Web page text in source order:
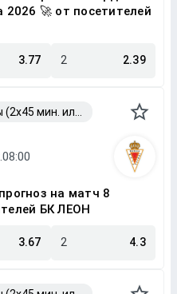
2026 🚀 от посетителей
3.77 2 2.39
на матч 8
БК ЛЕОН
3.67 2 4.3